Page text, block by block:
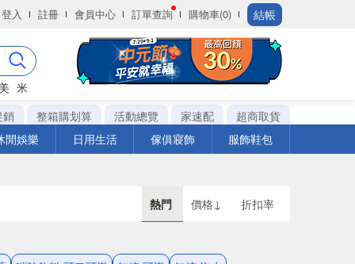
登入 註冊 會員中心 訂單查詢 購物車(0) 結帳
米
銷
整箱購划算 活動總覽 家速配
超商取貨
閒娛樂
日用生活 傢俱寢飾 服飾鞋包
熱門 價格↓ 折扣率